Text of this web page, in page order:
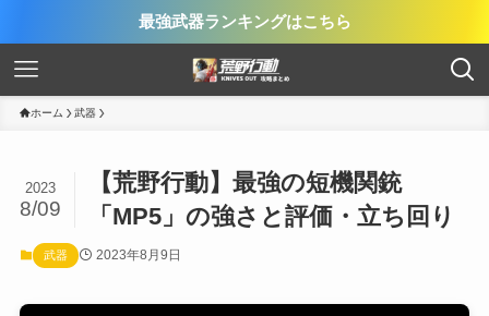
最強武器ランキングはこちら
ホーム 武器
【荒野行動】最強の短機関銃
「MP5」の強さと評価・立ち回り
2023
8/09
武器 2023年8月9日